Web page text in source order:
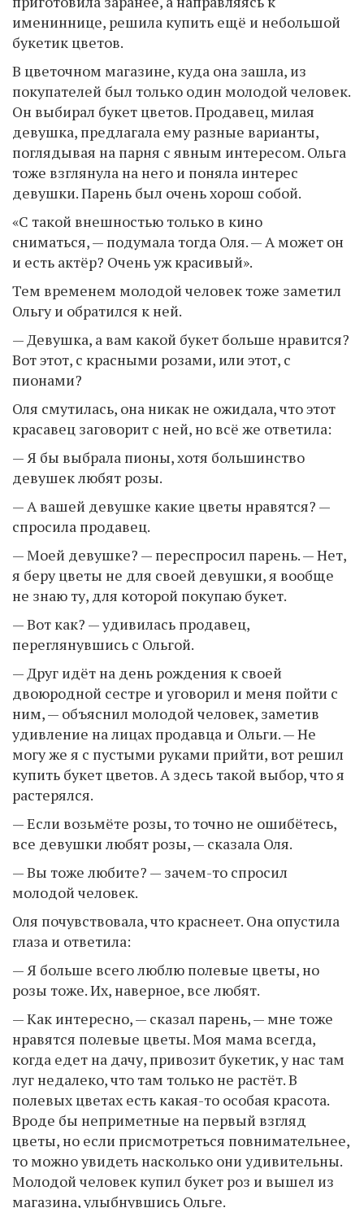
имениннице, решила купить ещё и небольшой
букетик цветов.
В цветочном магазине, куда она зашла, из
покупателей был только один молодой человек.
Он выбирал букет цветов. Продавец, милая
девушка, предлагала ему разные варианты,
поглядывая на парня с явным интересом. Ольга
тоже взглянула на него и поняла интерес
девушки. Парень был очень хорош собой.
«С такой внешностью только в кино
сниматься, — подумала тогда Оля. — А может он
и есть актёр? Очень уж красивый».
Тем временем молодой человек тоже заметил
Ольгу и обратился к ней.
— Девушка, а вам какой букет больше нравится?
Вот этот, с красными розами, или этот, с
пионами?
Оля смутилась, она никак не ожидала, что этот
красавец заговорит с ней, но всё же ответила:
— Я бы выбрала пионы, хотя большинство
девушек любят розы.
— А вашей девушке какие цветы нравятся? —
спросила продавец.
— Моей девушке? — переспросил парень. — Нет,
я беру цветы не для своей девушки, я вообще
не знаю ту, для которой покупаю букет.
— Вот как? — удивилась продавец,
переглянувшись с Ольгой.
— Друг идёт на день рождения к своей
двоюродной сестре и уговорил и меня пойти с
ним, — объяснил молодой человек, заметив
удивление на лицах продавца и Ольги. — Не
могу же я с пустыми руками прийти, вот решил
купить букет цветов. А здесь такой выбор, что я
растерялся.
— Если возьмёте розы, то точно не ошибётесь,
все девушки любят розы, — сказала Оля.
— Вы тоже любите? — зачем-то спросил
молодой человек.
Оля почувствовала, что краснеет. Она опустила
глаза и ответила:
— Я больше всего люблю полевые цветы, но
розы тоже. Их, наверное, все любят.
— Как интересно, — сказал парень, — мне тоже
нравятся полевые цветы. Моя мама всегда,
когда едет на дачу, привозит букетик, у нас там
луг недалеко, что там только не растёт. В
полевых цветах есть какая-то особая красота.
Вроде бы неприметные на первый взгляд
цветы, но если присмотреться повнимательнее,
то можно увидеть насколько они удивительны.
Молодой человек купил букет роз и вышел из
магазина, улыбнувшись Ольге.